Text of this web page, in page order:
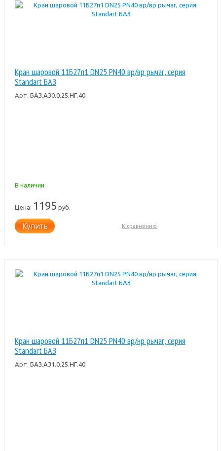
Кран шаровой 11Б27п1 DN25 PN40 вр/вр рычаг, серия
Standart БАЗ
Арт. БАЗ.А30.0.25.НГ.40
В наличии
Цена: 1195 руб.
Купить К сравнению
Кран шаровой 11Б27п1 DN25 PN40 вр/нр рычаг, серия
Standart БАЗ
Арт. БАЗ.А31.0.25.НГ.40